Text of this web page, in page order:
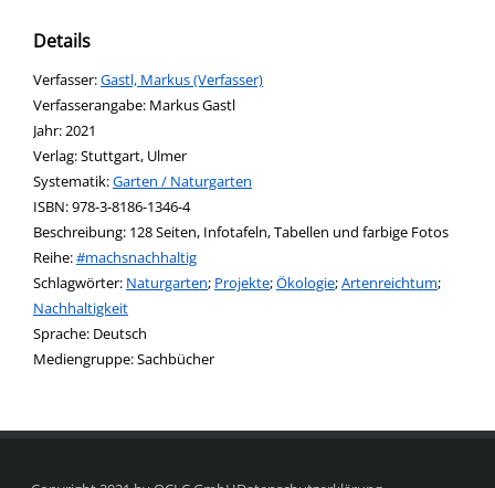
Details
Verfasser:Suche nach diesem Verfasser
Gastl, Markus (Verfasser)
Verfasserangabe: Markus Gastl
Jahr:2021
Verlag:Stuttgart, Ulmer
opens in new tab
Diesen Link in neuem Tab öffnen
Systematik:Suche nach dieser Systematik
Garten / Naturgarten
Suche nach diesem Interessenskreis
ISBN:978-3-8186-1346-4
Beschreibung: 128 Seiten, Infotafeln, Tabellen und farbige Fotos
Reihe:#machsnachhaltig
Schlagwörter: Naturgarten; Projekte;Ökologie;Artenreichtum;
Nachhaltigkeit
Suche nach dieser Beteiligten Person
Sprache: Deutsch
Mediengruppe:Sachbücher